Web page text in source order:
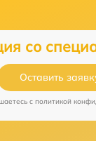
со
Оставить
c политикой